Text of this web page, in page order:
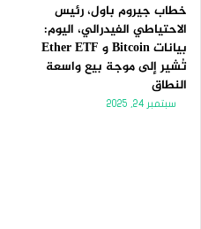
خطاب جيروم باول، رئيس
الاحتياطي الفيدرالي، اليوم:
بيانات Bitcoin و Ether ETF
تُشير إلى موجة بيع واسعة
النطاق
سبتمبر 24, 2025